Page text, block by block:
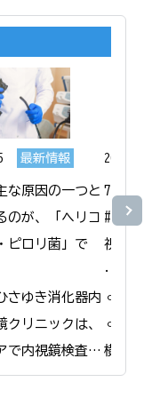
最新情報
な原因の一つと
のが、「ヘリコ
ピロリ菌」で
さゆき消化器内
クリニックは、
で内視鏡検査と
ロリ菌の検査・
2026/
7月19
#横浜
視鏡
横浜
科・